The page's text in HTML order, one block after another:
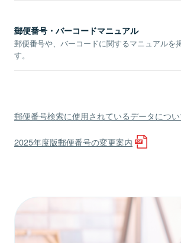
郵便番号・バーコードマニュアル
郵便番号や、バーコードに関するマニュアルを
す。
郵便番号検索に使用されているデータについ
2025年度版郵便番号の変更案内